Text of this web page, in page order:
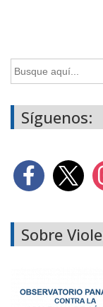
Buscar:
Síguenos:
Sobre